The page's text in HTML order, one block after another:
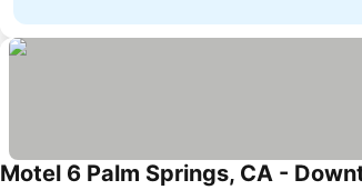
Motel 6 Palm Springs, CA -